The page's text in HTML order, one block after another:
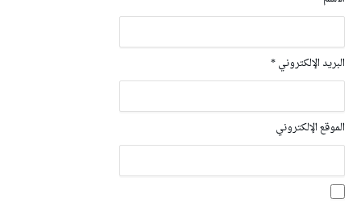
البريد الإلكتروني*
الموقع الإلكتروني